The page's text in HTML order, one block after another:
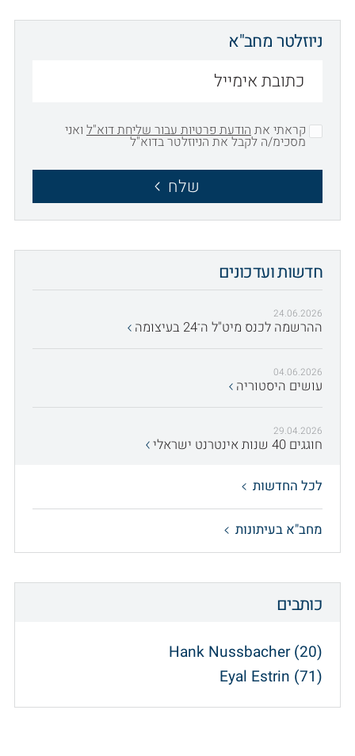
ניוזלטר מחב"א
קראתי אתהודעת פרטיות עבור שליחת דוא"ל ואני
מסכימ/ה לקבל את הניוזלטר בדוא"ל
שלח
חדשות ועדכונים
24.06.2026
ההרשמה לכנס מיט"ל ה־24 בעיצומה
04.06.2026
עושים היסטוריה
29.04.2026
חוגגים 40 שנות אינטרנט ישראלי
לכל החדשות
מחב"א בעיתונות
כותבים
Hank Nussbacher (20)
Eyal Estrin (71)